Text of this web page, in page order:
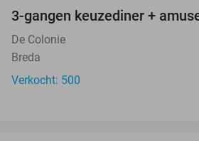
3-gangen keuzediner +
De Colonie
Breda
Verkocht: 500